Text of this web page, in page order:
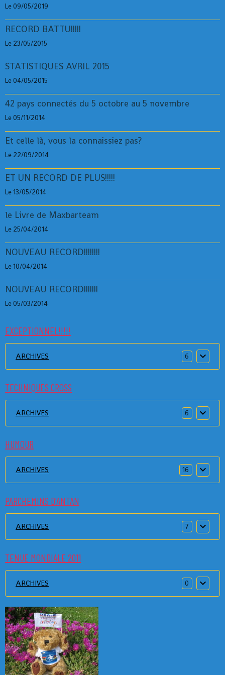
Le 09/05/2019
RECORD BATTU!!!!!
Le 23/05/2015
STATISTIQUES AVRIL 2015
Le 04/05/2015
42 pays connectés du 5 octobre au 5 novembre
Le 05/11/2014
Et celle là, vous la connaissiez pas?
Le 22/09/2014
ET UN RECORD DE PLUS!!!!!
Le 13/05/2014
le Livre de Maxbarteam
Le 25/04/2014
NOUVEAU RECORD!!!!!!!!
Le 10/04/2014
NOUVEAU RECORD!!!!!!!
Le 05/03/2014
EXCEPTIONNEL!!!!!
ARCHIVES 6
TECHNIQUES CROSS
ARCHIVES 6
HUMOUR
ARCHIVES 16
PARCHEMINS D'ANTAN
ARCHIVES 7
TENUE MONDIALE 2011
ARCHIVES 0